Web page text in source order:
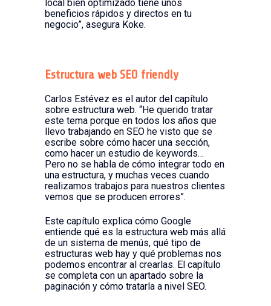
local bien optimizado tiene unos
beneficios rápidos y directos en tu
negocio”, asegura Koke.
Estructura web SEO friendly
Carlos Estévez es el autor del capítulo
sobre estructura web. “He querido tratar
este tema porque en todos los años que
llevo trabajando en SEO he visto que se
escribe sobre cómo hacer una sección,
como hacer un estudio de keywords…
Pero no se habla de cómo integrar todo en
una estructura, y muchas veces cuando
realizamos trabajos para nuestros clientes
vemos que se producen errores”.
Este capítulo explica cómo Google
entiende qué es la estructura web más allá
de un sistema de menús, qué tipo de
estructuras web hay y qué problemas nos
podemos encontrar al crearlas. El capítulo
se completa con un apartado sobre la
paginación y cómo tratarla a nivel SEO.